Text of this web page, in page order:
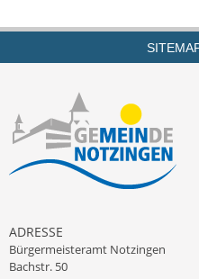
ADRESSE
Bürgermeisteramt Notzingen
Bachstr. 50